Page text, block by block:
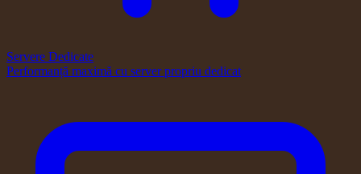
Servere Dedicate
Performanță maximă cu server propriu dedicat